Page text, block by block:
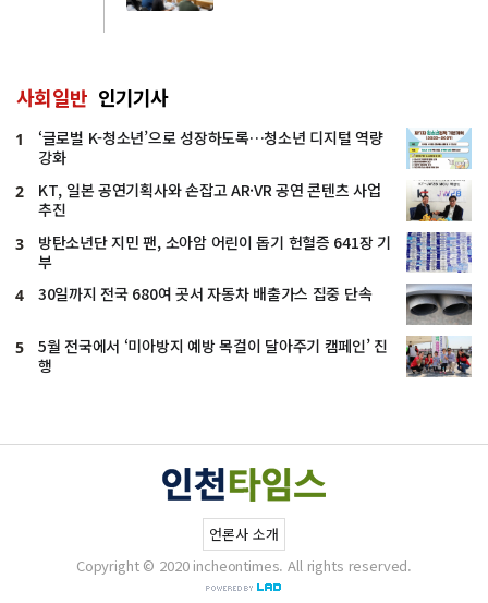
사회일반 인기기사
1
‘글로벌 K-청소년’으로 성장하도록…청소년 디지털 역량
강화
2
KT, 일본 공연기획사와 손잡고 AR·VR 공연 콘텐츠 사업
추진
3
방탄소년단 지민 팬, 소아암 어린이 돕기 헌혈증 641장 기
부
4 30일까지 전국 680여 곳서 자동차 배출가스 집중 단속
5
5월 전국에서 ‘미아방지 예방 목걸이 달아주기 캠페인’ 진
행
언론사 소개
Copyright © 2020 incheontimes. All rights reserved.